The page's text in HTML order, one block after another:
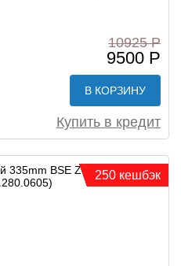
10925 Р
9500 Р
В КОРЗИНУ
Купить в кредит
250 кешбэк